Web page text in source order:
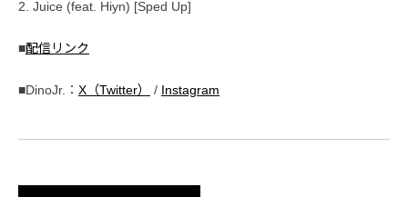
2. Juice (feat. Hiyn) [Sped Up]
■配信リンク
■DinoJr.： X（Twitter） / Instagram